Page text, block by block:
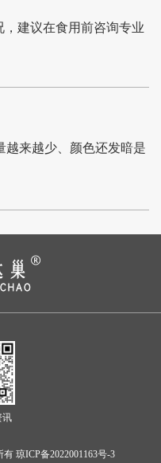
建议在食用前咨询专业
越来越少、颜色还发暗是
讯
琼ICP备2022001163号-3